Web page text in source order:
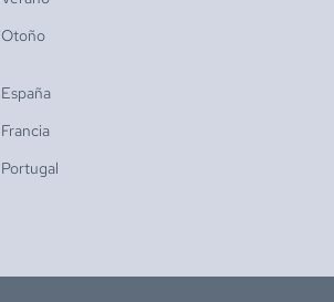
Otoño
España
Francia
Portugal